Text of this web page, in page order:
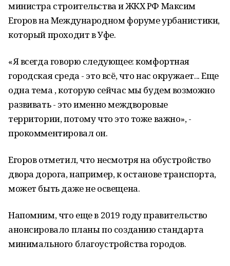
министра строительства и ЖКХ РФ Максим
Егоров на Международном форуме урбанистики,
который проходит в Уфе.
«Я всегда говорю следующее: комфортная
городская среда - это всё, что нас окружает... Еще
одна тема , которую сейчас мы будем возможно
развивать - это именно междворовые
территории, потому что это тоже важно», -
прокомментировал он.
Егоров отметил, что несмотря на обустройство
двора дорога, например, к останове транспорта,
может быть даже не освещена.
Напомним, что еще в 2019 году правительство
анонсировало планы по созданию стандарта
минимального благоустройства городов.